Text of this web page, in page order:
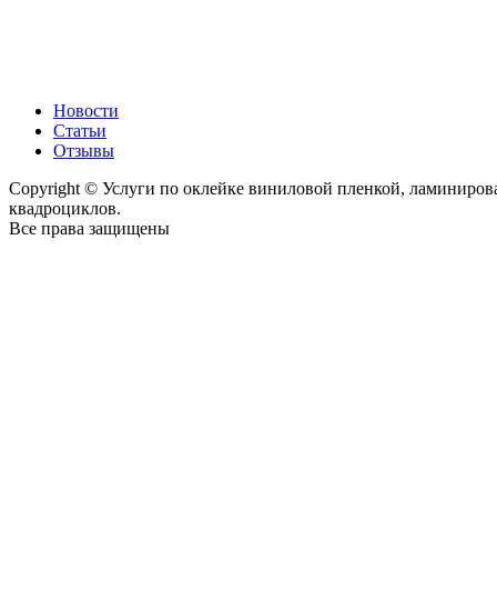
Новости
Статьи
Отзывы
Copyright © Услуги по оклейке виниловой пленкой,
квадроциклов.
Все права защищены